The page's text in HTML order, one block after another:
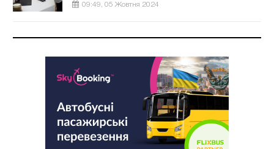
09:49, 05 Жовтня 2024